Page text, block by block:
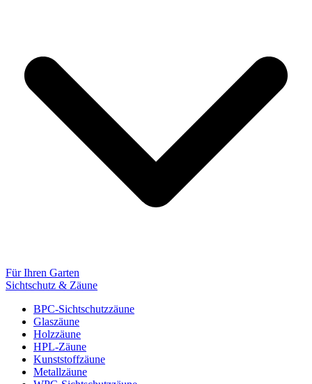
Für Ihren Garten
Sichtschutz & Zäune
BPC-Sichtschutzzäune
Glaszäune
Holzzäune
HPL-Zäune
Kunststoffzäune
Metallzäune